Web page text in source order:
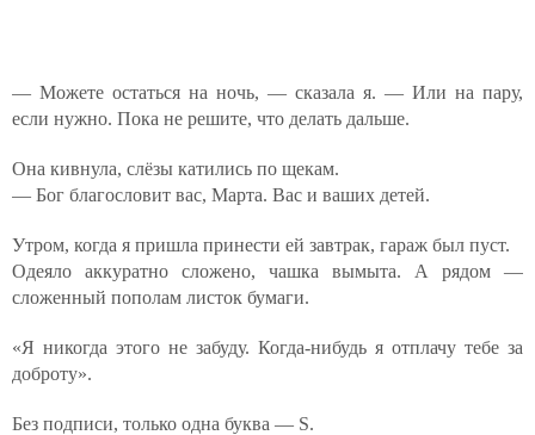
— Можете остаться на ночь, — сказала я. — Или на пару,
если нужно. Пока не решите, что делать дальше.
Она кивнула, слёзы катились по щекам.
— Бог благословит вас, Марта. Вас и ваших детей.
Утром, когда я пришла принести ей завтрак, гараж был пуст.
Одеяло аккуратно сложено, чашка вымыта. А рядом —
сложенный пополам листок бумаги.
«Я никогда этого не забуду. Когда-нибудь я отплачу тебе за
доброту».
Без подписи, только одна буква — S.